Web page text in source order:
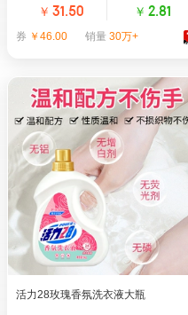
￥ 31.50 ￥ 2.81
券 ￥46.00 销量 30万+
云南白药牙膏官方旗舰店
活力28玫瑰香氛洗衣液大瓶